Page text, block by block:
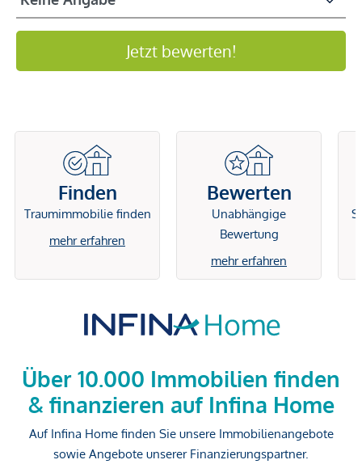
Jetzt bewerten!
Finden
Traumimmobilie finden
mehr erfahren
Bewerten
Unabhängige
Bewertung
mehr erfahren
Über 10.000 Immobilien finden
& finanzieren auf Infina Home
Auf Infina Home finden Sie unsere Immobilienangebote
sowie Angebote unserer Finanzierungspartner.